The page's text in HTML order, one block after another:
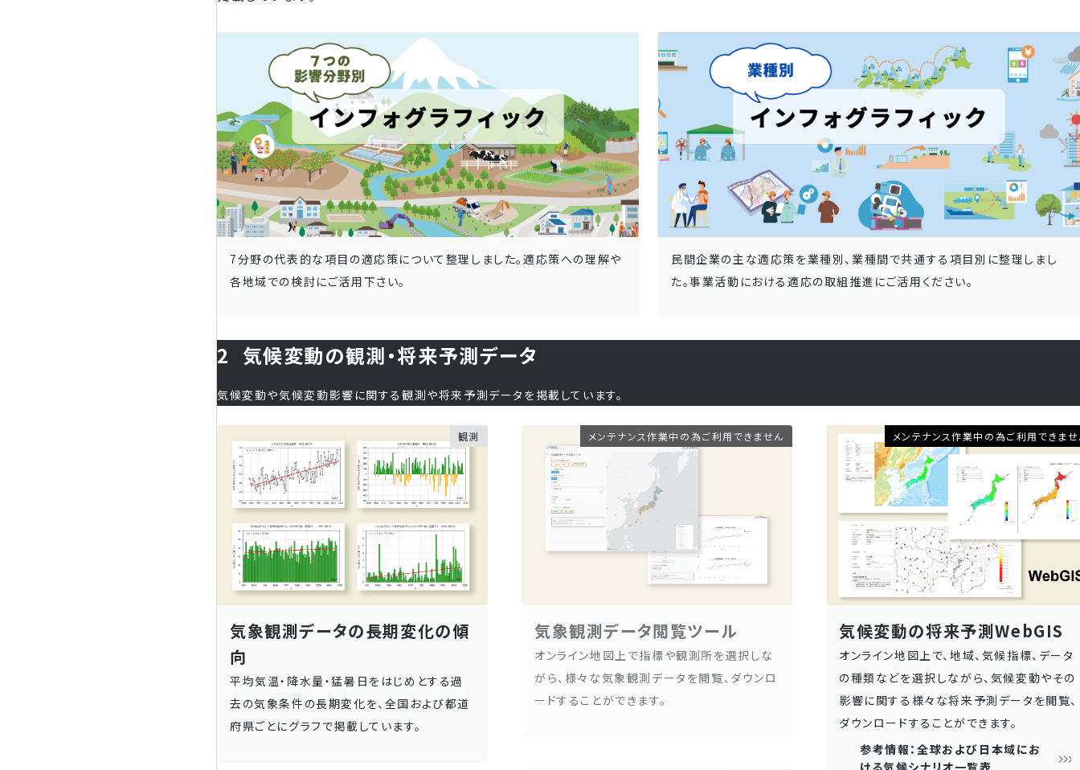
7分野の代表的な項目の適応策について整理しました。適応策への理解や
各地域での検討にご活用下さい。
民間企業の主な適応策を業種別、業種間で共通する項目別に整理しまし
た。事業活動における適応の取組推進にご活用ください。
2 気候変動の観測・将来予測データ
気候変動や気候変動影響に関する観測や将来予測データを掲載しています。
観測
気象観測データの長期変化の傾
向
平均気温・降水量・猛暑日をはじめとする過
去の気象条件の長期変化を、全国および都道
府県ごとにグラフで掲載しています。
メンテナンス作業中の為ご利用できません
気象観測データ閲覧ツール
オンライン地図上で指標や観測所を選択しな
がら、様々な気象観測データを閲覧、ダウンロ
ードすることができます。
メンテナンス作業中の為ご利用できま
気候変動の将来予測WebGIS
オンライン地図上で、地域、気候指標、データ
の種類などを選択しながら、気候変動やその
影響に関する様々な将来予測データを閲覧、
ダウンロードすることができます。
参考情報：全球および日本域にお